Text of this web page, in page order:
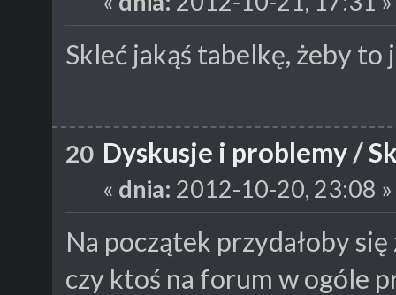
Skleć jakąś tabelkę, żeby to
20 Dyskusje i problemy/
« dnia: 2012-10-20, 23:08 »
Na początek przydałoby
czy ktoś na forum w ogóle